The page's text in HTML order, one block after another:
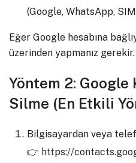
(Google, WhatsApp,
Eğer Google hesabına
üzerinden yapmanız gerekir.
Yöntem 2:
Silme (En Etkili
Bilgisayardan veya
👉 https://